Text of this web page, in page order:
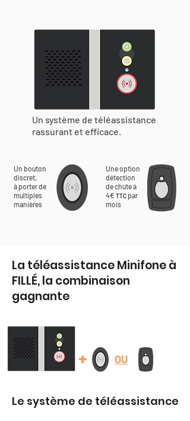
Un système de téléassistance
rassurant et efficace.
Un bouton
discret,
à porter de
multiples
manières
Une option
détection
de chute à
4€ TTC par
mois
La téléassistance Minifone à
FILLÉ, la combinaison
gagnante
+ OU
Le système de téléassistance